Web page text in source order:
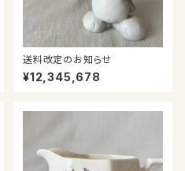
送料改定のお知らせ
¥12,345,678